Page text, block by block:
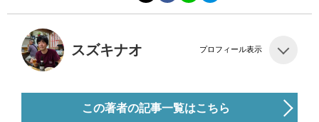
スズキナオ プロフィール表示
この著者の記事一覧はこちら